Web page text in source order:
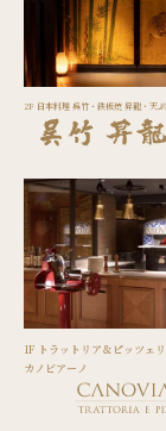
2F 日本料理 呉竹・鉄板焼 昇龍・天
1F トラットリア＆ピッツェ
カノビアーノ